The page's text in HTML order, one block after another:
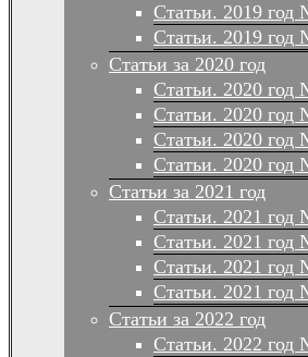
Статьи. 2019 год
Статьи. 2019 год
Статьи за 2020 год
Статьи. 2020 год
Статьи. 2020 год
Статьи. 2020 год
Статьи. 2020 год
Статьи за 2021 год
Статьи. 2021 год
Статьи. 2021 год
Статьи. 2021 год
Статьи. 2021 год
Статьи за 2022 год
Статьи. 2022 год